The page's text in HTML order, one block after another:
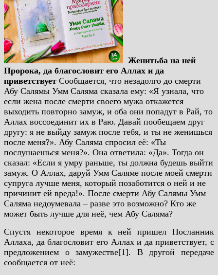
Женитьба на ней
Пророка, да благословит его Аллах и да
приветствует Сообщается, что незадолго до смерти
Абу Салямы Умм Саляма сказала ему: «Я узнала, что
если жена после смерти своего мужа откажется
выходить повторно замуж, и оба они попадут в Рай, то
Аллах воссоединит их в Раю. Давай пообещаем друг
другу: я не выйду замуж после тебя, и ты не женишься
после меня?». Абу Саляма спросил её: «Ты
послушаешься меня?». Она ответила: «Да». Тогда он
сказал: «Если я умру раньше, ты должна будешь выйти
замуж. О Аллах, даруй Умм Саляме после моей смерти
супруга лучше меня, который позаботится о ней и не
причинит ей вреда!». После смерти Абу Салямы Умм
Саляма недоумевала – разве это возможно? Кто же
может быть лучше для неё, чем Абу Саляма?
Спустя некоторое время к ней пришел Посланник
Аллаха, да благословит его Аллах и да приветствует, с
предложением о замужестве[1]. В другой передаче
сообщается от неё: